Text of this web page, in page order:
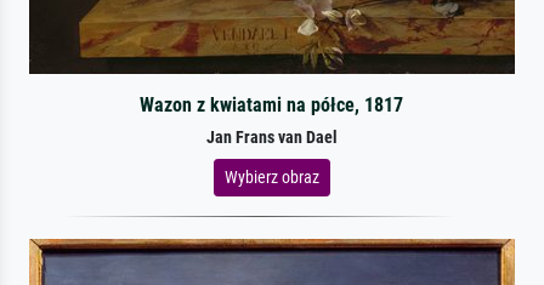
Wazon z kwiatami na półce, 1817
Jan Frans van Dael
Wybierz obraz